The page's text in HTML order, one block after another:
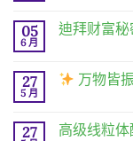
达
斯
精
英
千
年
留
言
05
6 月
迪拜财富
财
分
留
言
27
5 月
万物皆
万
留
言
27 高级线粒